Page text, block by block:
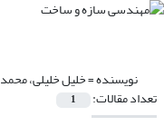
نویسنده =خلیل خلیلی، محمد
تعداد مقالات: 1